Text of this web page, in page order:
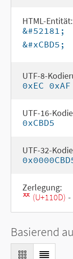
HTML-Entität:
&#52181;
&#xCBD5;
UTF-8-
0xEC
UTF-16-
0xCBD5
UTF-32-
Zerlegung:
ᄍ (U+110D) -
Basierend